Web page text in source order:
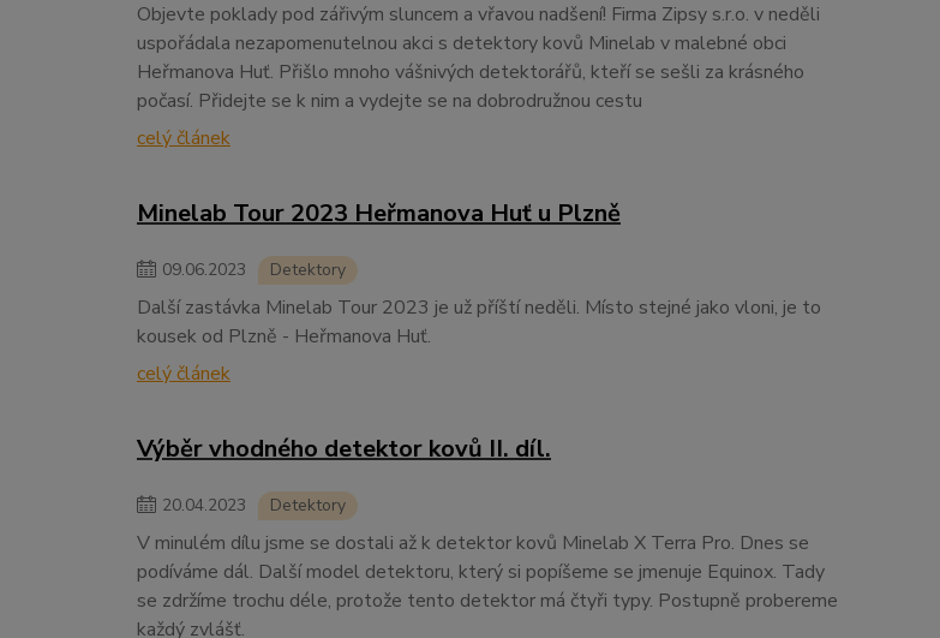
Objevte poklady pod zářivým sluncem a vřavou nadšení! Firma Zipsy s.r.o. v neděli
uspořádala nezapomenutelnou akci s detektory kovů Minelab v malebné obci
Heřmanova Huť. Přišlo mnoho vášnivých detektorářů, kteří se sešli za krásného
počasí. Přidejte se k nim a vydejte se na dobrodružnou cestu
celý článek
Minelab Tour 2023 Heřmanova Huť u Plzně
09.06.2023 Detektory
Další zastávka Minelab Tour 2023 je už příští neděli. Místo stejné jako vloni, je to
kousek od Plzně - Heřmanova Huť.
celý článek
Výběr vhodného detektor kovů II. díl.
20.04.2023 Detektory
V minulém dílu jsme se dostali až k detektor kovů Minelab X Terra Pro. Dnes se
podíváme dál. Další model detektoru, který si popíšeme se jmenuje Equinox. Tady
se zdržíme trochu déle, protože tento detektor má čtyři typy. Postupně probereme
každý zvlášť.